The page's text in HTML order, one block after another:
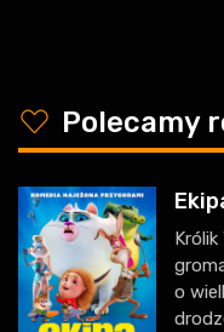
y Polecamy
o